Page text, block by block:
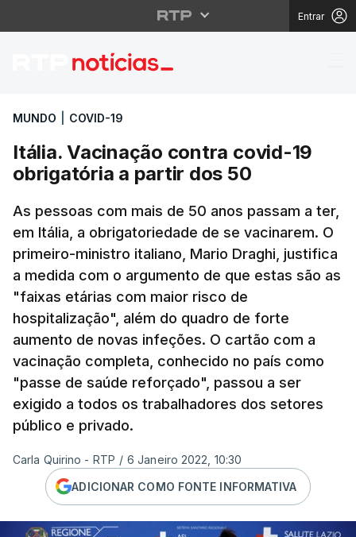
Entrar
Itália. Vacinação
MUNDO COVID-19
Itália. Vacinação contra covid-19
obrigatória a partir dos 50
As pessoas com mais de 50 anos passam a ter,
em Itália, a obrigatoriedade de se vacinarem. O
primeiro-ministro italiano, Mario Draghi, justifica
a medida com o argumento de que estas são as
"faixas etárias com maior risco de
hospitalização", além do quadro de forte
aumento de novas infeções. O cartão com a
vacinação completa, conhecido no país como
"passe de saúde reforçado", passou a ser
exigido a todos os trabalhadores dos setores
público e privado.
Carla Quirino - RTP / 6 Janeiro 2022, 10:30
ADICIONAR COMO FONTE INFORMATIVA